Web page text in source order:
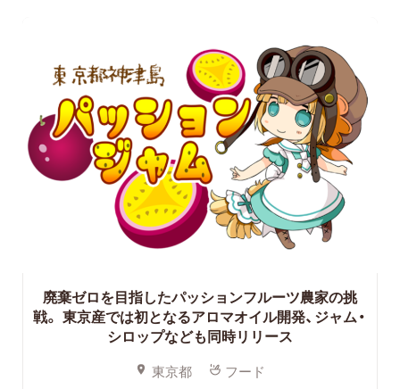
廃棄ゼロを目指したパッションフルーツ農家の挑
戦。 東京産では初となるアロマオイル開発、ジャム・
シロップなども同時リリース
東京都 フード